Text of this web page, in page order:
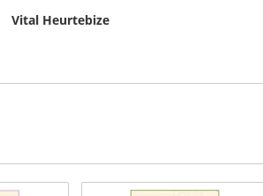
Vital Heurtebize